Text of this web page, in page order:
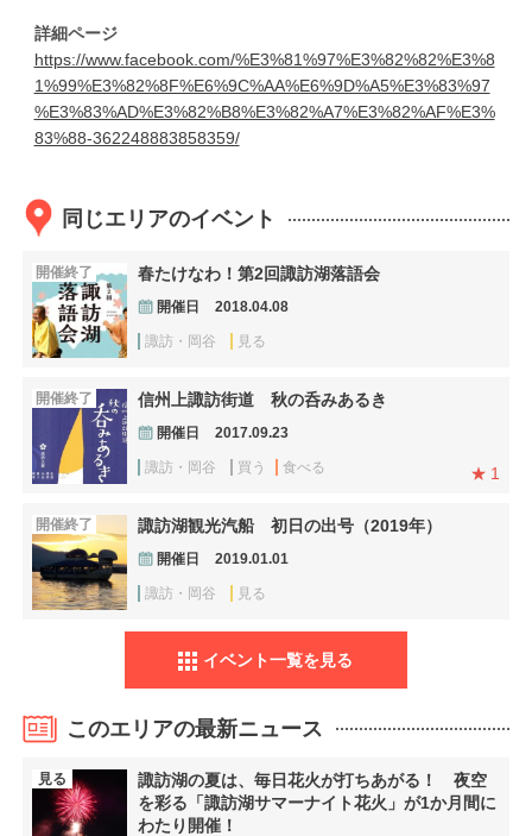
詳細ページ
https://www.facebook.com/%E3%81%97%E3%82%82%E3%8
1%99%E3%82%8F%E6%9C%AA%E6%9D%A5%E3%83%97
%E3%83%AD%E3%82%B8%E3%82%A7%E3%82%AF%E3%
83%88-362248883858359/
同じエリアのイベント
開催終了 春たけなわ！第2回諏訪湖落語会
開催日 2018.04.08
諏訪・岡谷 見る
開催終了 信州上諏訪街道 秋の呑みあるき
開催日 2017.09.23
諏訪・岡谷 買う 食べる 1
開催終了 諏訪湖観光汽船 初日の出号（2019年）
開催日 2019.01.01
諏訪・岡谷 見る
イベント一覧を見る
このエリアの最新ニュース
見る
諏訪湖の夏は、毎日花火が打ちあがる！ 夜空
を彩る「諏訪湖サマーナイト花火」が1か月間に
わたり開催！